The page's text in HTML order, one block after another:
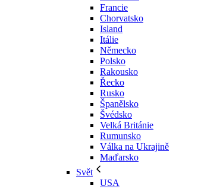
Francie
Chorvatsko
Island
Itálie
Německo
Polsko
Rakousko
Řecko
Rusko
Španělsko
Švédsko
Velká Británie
Rumunsko
Válka na Ukrajině
Maďarsko
Svět
USA